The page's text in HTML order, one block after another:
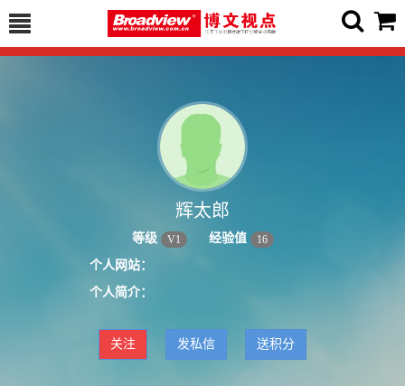
辉太郎
等级 V1 经验值 16
个人网站：
个人简介：
关注 发私信 送积分